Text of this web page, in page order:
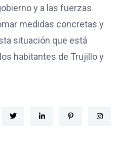
y a las fuerzas
medidas concretas y
situación que está
habitantes de Trujillo y